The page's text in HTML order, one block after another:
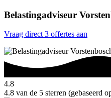
Belastingadviseur
Vraag direct 3 offertes aan
4.8
4.8 van de 5 sterren (gebaseerd